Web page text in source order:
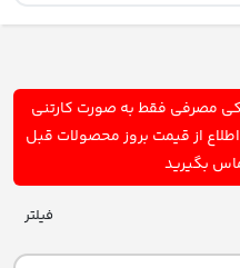
مصرفی فقط به صورت کارتنی
از قیمت بروز محصولات قبل
بگیرید
فیلتر